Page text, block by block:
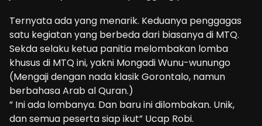
Ternyata ada yang menarik. Keduanya penggagas
satu kegiatan yang berbeda dari biasanya di MTQ.
Sekda selaku ketua panitia melombakan lomba
khusus di MTQ ini, yakni Mongadi Wunu-wunungo
(Mengaji dengan nada klasik Gorontalo, namun
berbahasa Arab al Quran.)
” Ini ada lombanya. Dan baru ini dilombakan. Unik,
dan semua peserta siap ikut” Ucap Robi.